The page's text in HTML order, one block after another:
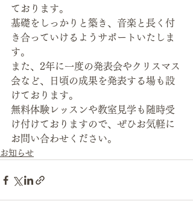
ております。
基礎をしっかりと築き、音楽と長く付
き合っていけるようサポートいたしま
す。
また、2年に一度の発表会やクリスマス
会など、日頃の成果を発表する場も設
けております。
無料体験レッスンや教室見学も随時受
け付けておりますので、ぜひお気軽に
お問い合わせください。
お知らせ